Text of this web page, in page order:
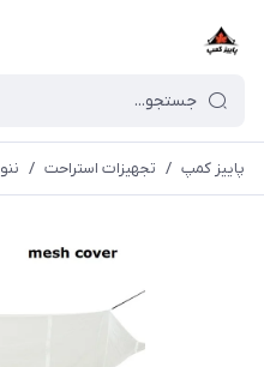
پاییز کمپ / تجهیزات استراحت / ننو